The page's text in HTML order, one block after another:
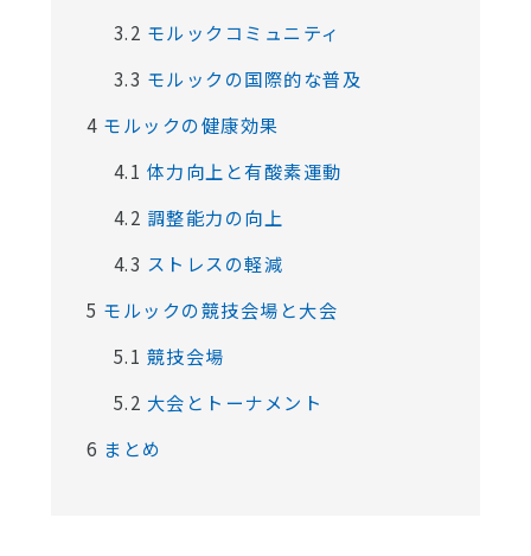
3.2 モルックコミュニティ
3.3 モルックの国際的な普及
4 モルックの健康効果
4.1 体力向上と有酸素運動
4.2 調整能力の向上
4.3 ストレスの軽減
5 モルックの競技会場と大会
5.1 競技会場
5.2 大会とトーナメント
6 まとめ